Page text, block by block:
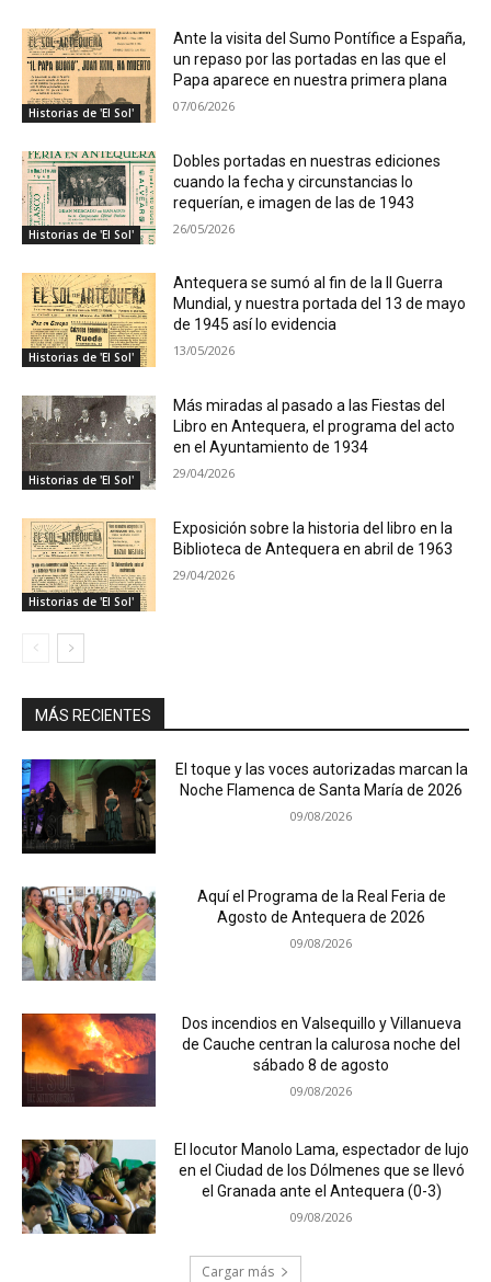
Historias de 'El Sol'
Ante la visita del Sumo Pontífice a España,
un repaso por las portadas en las que el
Papa aparece en nuestra primera plana
07/06/2026
Historias de 'El Sol'
Dobles portadas en nuestras ediciones
cuando la fecha y circunstancias lo
requerían, e imagen de las de 1943
26/05/2026
Historias de 'El Sol'
Antequera se sumó al fin de la II Guerra
Mundial, y nuestra portada del 13 de mayo
de 1945 así lo evidencia
13/05/2026
Historias de 'El Sol'
Más miradas al pasado a las Fiestas del
Libro en Antequera, el programa del acto
en el Ayuntamiento de 1934
29/04/2026
Historias de 'El Sol'
Exposición sobre la historia del libro en la
Biblioteca de Antequera en abril de 1963
29/04/2026
MÁS RECIENTES
El toque y las voces autorizadas marcan la
Noche Flamenca de Santa María de 2026
09/08/2026
Aquí el Programa de la Real Feria de
Agosto de Antequera de 2026
09/08/2026
Dos incendios en Valsequillo y Villanueva
de Cauche centran la calurosa noche del
sábado 8 de agosto
09/08/2026
El locutor Manolo Lama, espectador de lujo
en el Ciudad de los Dólmenes que se llevó
el Granada ante el Antequera (0-3)
09/08/2026
Cargar más